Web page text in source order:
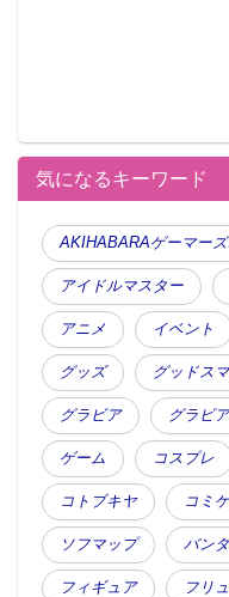
気になるキーワード
AKIHABARAゲーマー
アイドルマスター
アニメ イベント
グッズ グッドス
グラビア グラビ
ゲーム コスプレ
コトブキヤ コミケ
ソフマップ バン
フィギュア フリ